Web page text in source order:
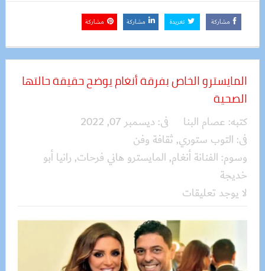
مشاركة تغريدة مشاركة مشاركة
المايسترو الخاص بفرقة أنغام يوضح حقيقة حالتها
الصحية
كتبه: عصام البنا فى: ديسمبر 07, 2022
فى: التوب ستوري, ثقافة وفن
وسوم: الفنانة أنغام, المايسترو هاني فرحات, رانيا أبو
خديجة
لا يوجد تعليقات